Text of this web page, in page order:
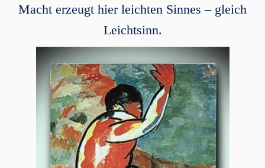
Macht erzeugt hier leichten Sinnes – gleich
Leichtsinn.